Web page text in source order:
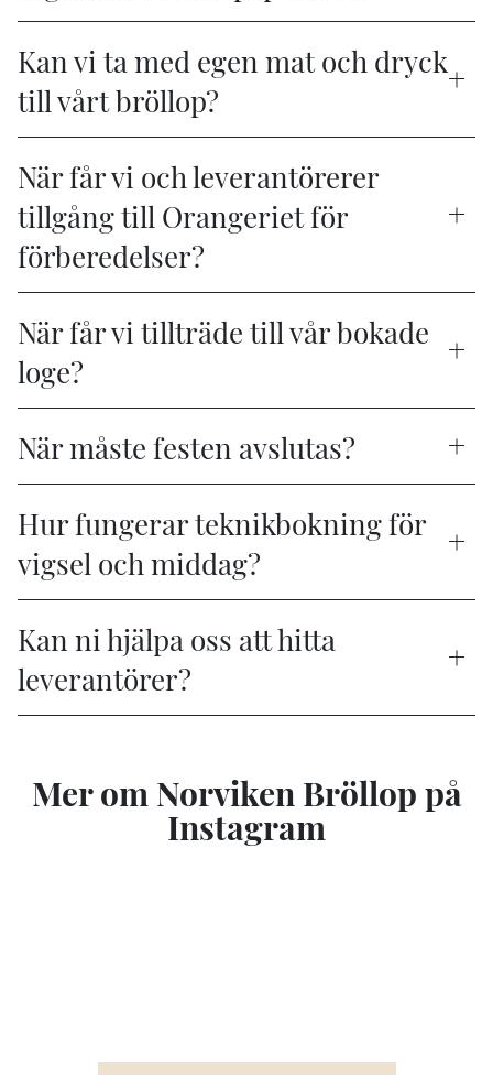
Kan vi ta med egen mat och dryck
till vårt bröllop?
När får vi och leverantörerer
tillgång till Orangeriet för
förberedelser?
När får vi tillträde till vår bokade
loge?
När måste festen avslutas?
Hur fungerar teknikbokning för
vigsel och middag?
Kan ni hjälpa oss att hitta
leverantörer?
Mer om Norviken Bröllop på
Instagram